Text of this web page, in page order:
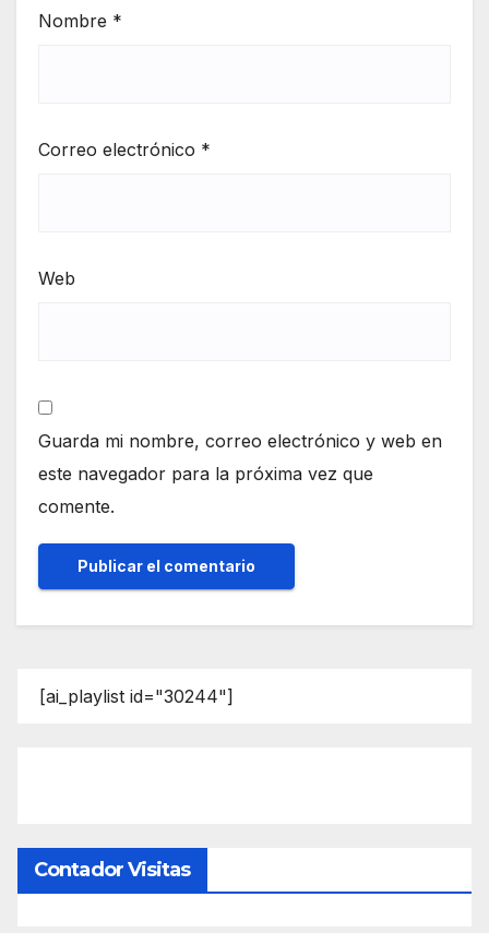
Nombre *
Correo electrónico *
Web
Guarda mi nombre, correo electrónico y web en
este navegador para la próxima vez que
comente.
[ai_playlist id="30244"]
Contador Visitas